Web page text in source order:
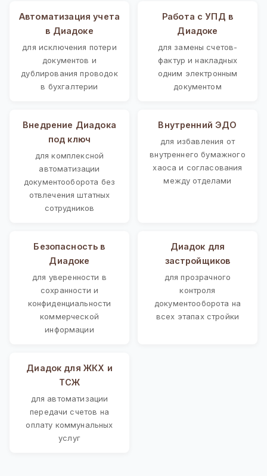
Автоматизация учета
в Диадоке
для исключения потери
документов и
дублирования проводок
в бухгалтерии
Работа с УПД в
Диадоке
для замены счетов-
фактур и накладных
одним электронным
документом
Внедрение Диадока
под ключ
для комплексной
автоматизации
документооборота без
отвлечения штатных
сотрудников
Внутренний ЭДО
для избавления от
внутреннего бумажного
хаоса и согласования
между отделами
Безопасность в
Диадоке
для уверенности в
сохранности и
конфиденциальности
коммерческой
информации
Диадок для
застройщиков
для прозрачного
контроля
документооборота на
всех этапах стройки
Диадок для ЖКХ и
ТСЖ
для автоматизации
передачи счетов на
оплату коммунальных
услуг